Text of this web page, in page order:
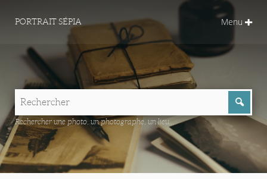
PORTRAIT SÉPIA Menu
Rechercher une photo, un photographe, un lieu...